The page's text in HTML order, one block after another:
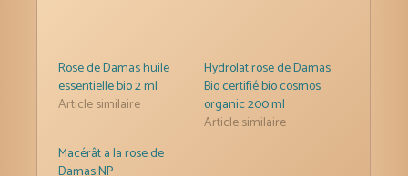
Rose de Damas huile
essentielle bio 2 ml
Article similaire
Hydrolat rose de Damas
Bio certifié bio cosmos
organic 200 ml
Article similaire
Macérât a la rose de
Damas NP